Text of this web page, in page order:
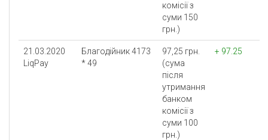
комісії з
суми 150
грн.)
21.03.2020
LiqPay
Благодійник 4173
* 49
97,25 грн.
(сума
після
утримання
банком
комісії з
суми 100
грн.)
+ 97.25